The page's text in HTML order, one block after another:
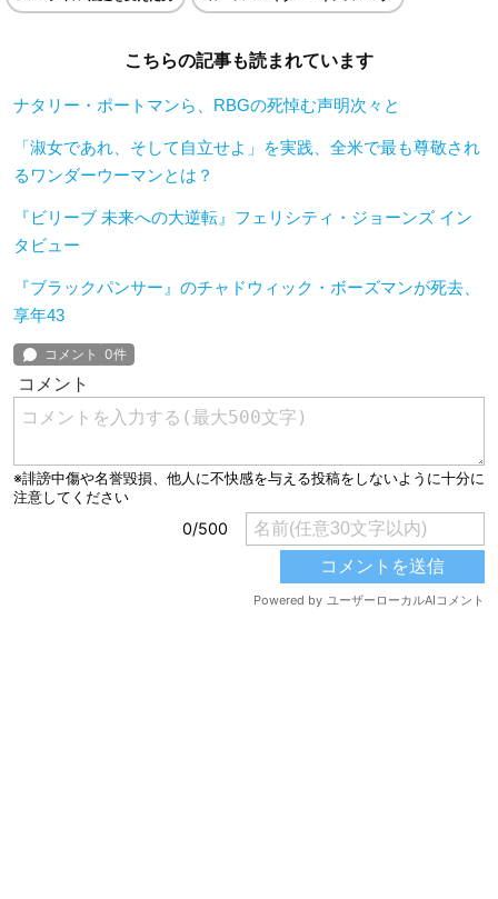
こちらの記事も読まれています
ナタリー・ポートマンら、RBGの死悼む声明次々と
「淑女であれ、そして自立せよ」を実践、全米で最も尊敬され
るワンダーウーマンとは？
『ビリーブ 未来への大逆転』フェリシティ・ジョーンズ イン
タビュー
『ブラックパンサー』のチャドウィック・ボーズマンが死去、
享年43